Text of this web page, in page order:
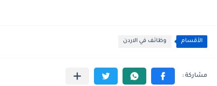
الأقسام وظائف في الاردن